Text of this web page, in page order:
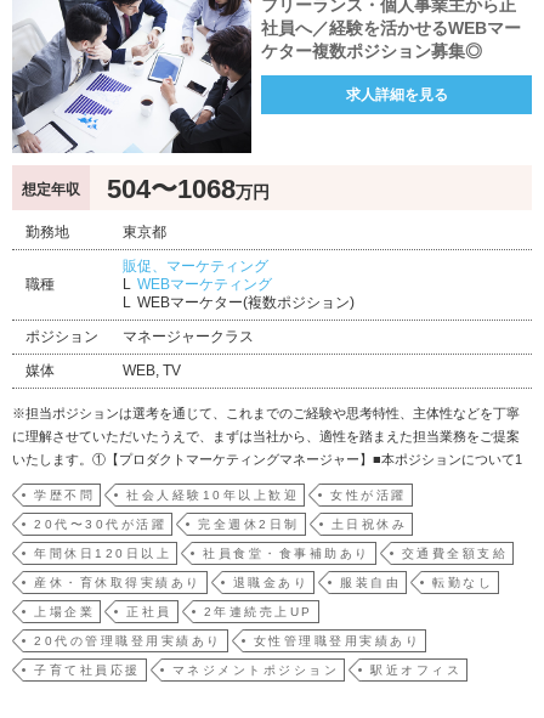
フリーランス・個人事業主から正
社員へ／経験を活かせるWEBマー
ケター複数ポジション募集◎
求人詳細を見る
想定年収 504〜1068万円
勤務地 東京都
職種
販促、マーケティング
WEBマーケティング
WEBマーケター(複数ポジション)
ポジション
マネージャークラス
媒体
WEB, TV
※担当ポジションは選考を通じて、これまでのご経験や思考特性、主体性などを丁寧
に理解させていただいたうえで、まずは当社から、適性を踏まえた担当業務をご提案
いたします。①【プロダクトマーケティングマネージャー】■本ポジションについて1
商品ごとの事業責任者として、売上・利益の最大化をミッションに担っていただきま
す。定例業務はほとんどなく、「今、売上と利益を伸ばすために何をすべきか」を自
ら考え、実行し続け…
学歴不問 社会人経験10年以上歓迎 女性が活躍
20代〜30代が活躍 完全週休2日制 土日祝休み
年間休日120日以上 社員食堂・食事補助あり 交通費全額支給
産休・育休取得実績あり 退職金あり 服装自由 転勤なし
上場企業 正社員 2年連続売上UP
20代の管理職登用実績あり 女性管理職登用実績あり
子育て社員応援 マネジメントポジション 駅近オフィス